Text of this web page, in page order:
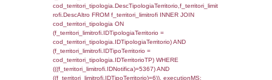
sql: SELECT el_regioni.Regione,
el_comuni.Comune,
f_confini INNER JOIN ((el_comuni INNER
ON el_comuni.IstProvincia =
INNER JOIN el_regioni ON
el_regioni.IstRegione) ON